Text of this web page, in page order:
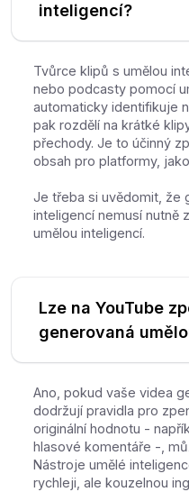
inteligencí?
Tvůrce klipů s umělou
nebo podcasty pomocí
automaticky identifikuje
pak rozdělí na krátké
přechody. Je to účinný
obsah pro platformy,
Je třeba si uvědomit, že
inteligencí nemusí nutně
umělou inteligencí.
Lze na YouTube
generovaná
Ano, pokud vaše videa
dodržují pravidla pro
originální hodnotu -
hlasové komentáře -,
Nástroje umělé
rychleji, ale kouzelnou